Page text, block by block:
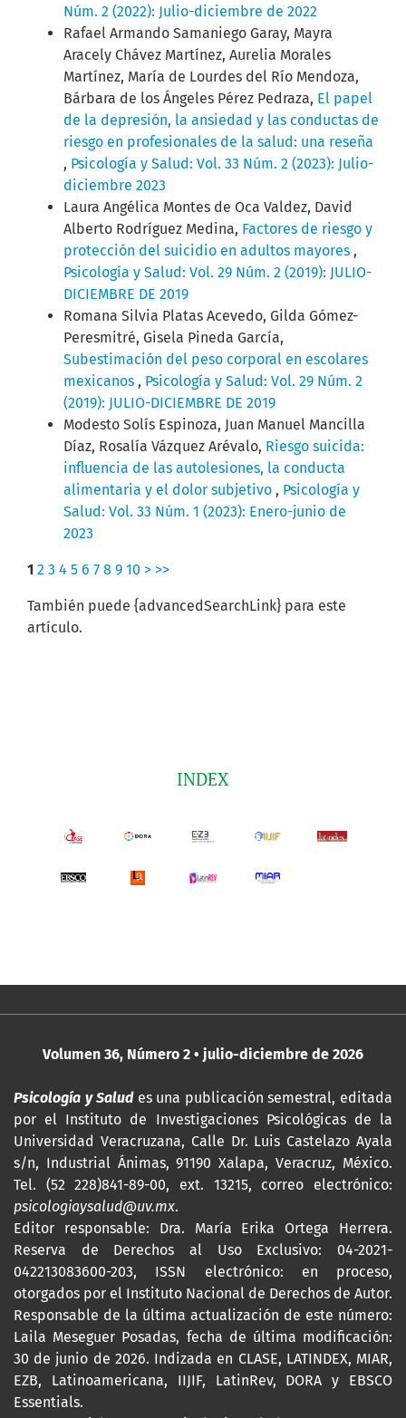
Núm. 2 (2022): Julio-diciembre de 2022
Rafael Armando Samaniego Garay, Mayra
Aracely Chávez Martínez, Aurelia Morales
Martínez, María de Lourdes del Río Mendoza,
Bárbara de los Ángeles Pérez Pedraza, El papel
de la depresión, la ansiedad y las conductas de
riesgo en profesionales de la salud: una reseña
, Psicología y Salud: Vol. 33 Núm. 2 (2023): Julio-
diciembre 2023
Laura Angélica Montes de Oca Valdez, David
Alberto Rodríguez Medina, Factores de riesgo y
protección del suicidio en adultos mayores ,
Psicología y Salud: Vol. 29 Núm. 2 (2019): JULIO-
DICIEMBRE DE 2019
Romana Silvia Platas Acevedo, Gilda Gómez-
Peresmitré, Gisela Pineda García,
Subestimación del peso corporal en escolares
mexicanos , Psicología y Salud: Vol. 29 Núm. 2
(2019): JULIO-DICIEMBRE DE 2019
Modesto Solís Espinoza, Juan Manuel Mancilla
Díaz, Rosalía Vázquez Arévalo, Riesgo suicida:
influencia de las autolesiones, la conducta
alimentaria y el dolor subjetivo , Psicología y
Salud: Vol. 33 Núm. 1 (2023): Enero-junio de
2023
1 2 3 4 5 6 7 8 9 10 > >>
También puede {advancedSearchLink} para este
artículo.
INDEX
Volumen 36, Número 2 • julio-diciembre de 2026
Psicología y Salud es una publicación semestral, editada
por el Instituto de Investigaciones Psicológicas de la
Universidad Veracruzana, Calle Dr. Luis Castelazo Ayala
s/n, Industrial Ánimas, 91190 Xalapa, Veracruz, México.
Tel. (52 228)841-89-00, ext. 13215, correo electrónico:
psicologiaysalud@uv.mx.
Editor responsable: Dra. María Erika Ortega Herrera.
Reserva de Derechos al Uso Exclusivo: 04-2021-
042213083600-203, ISSN electrónico: en proceso,
otorgados por el Instituto Nacional de Derechos de Autor.
Responsable de la última actualización de este número:
Laila Meseguer Posadas, fecha de última modificación:
30 de junio de 2026. Indizada en CLASE, LATINDEX, MIAR,
EZB, Latinoamericana, IIJIF, LatinRev, DORA y EBSCO
Essentials.